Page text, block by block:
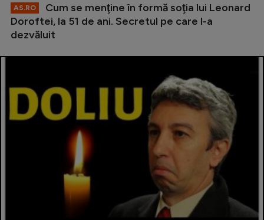
AS.RO
Cum se menţine în formă soţia lui Leonard
Doroftei, la 51 de ani. Secretul pe care l-a
dezvăluit